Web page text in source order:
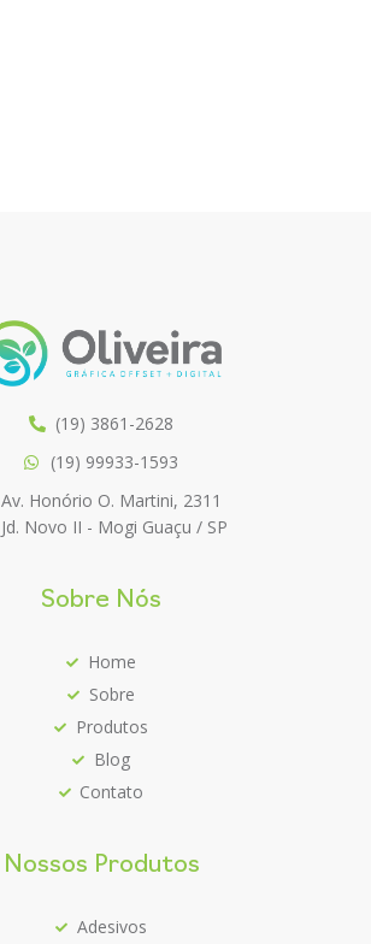
(19) 3861-2628
(19) 99933-1593
Av. Honório O. Martini, 2311
Jd. Novo II - Mogi Guaçu / SP
Sobre Nós
Home
Sobre
Produtos
Blog
Contato
Nossos Produtos
Adesivos